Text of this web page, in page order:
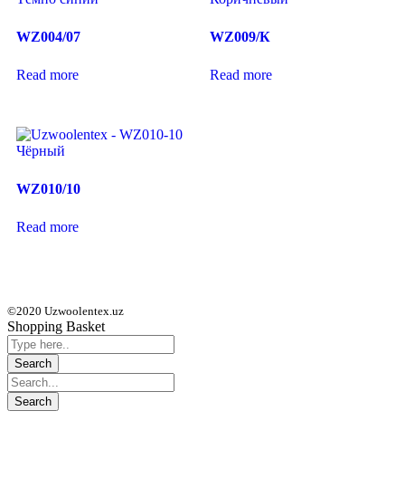
WZ004/07
Read more
WZ009/К
Read more
WZ010/10
Read more
©2020 Uzwoolentex.uz
Shopping Basket